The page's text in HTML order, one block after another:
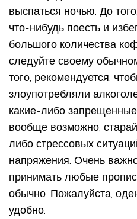
выспаться ночью. До
что-нибудь поесть и
большого количества
следуйте своему
того, рекомендуется,
злоупотребляли
какие-либо
вообще возможно,
либо стрессовых
напряжения. Очень
принимать любые
обычно. Пожалуйста,
удобно.